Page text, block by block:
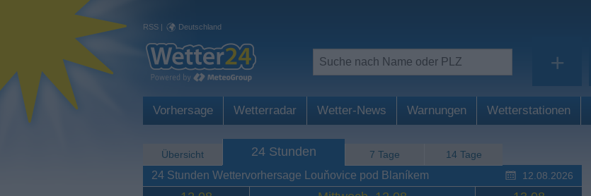
RSS | Deutschland
+
Vorhersage Wetterradar Wetter-News Warnungen Wetterstationen
Übersicht 24 Stunden 7 Tage 14 Tage
24 Stunden Wettervorhersage Louňovice pod Blaníkem 12.08.2026